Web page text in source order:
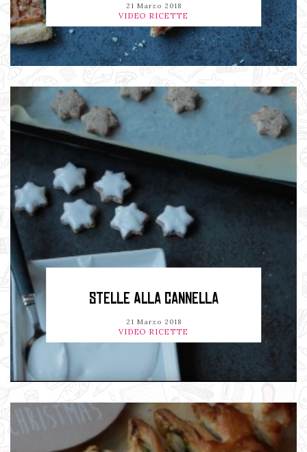
21 Marzo 2018
VIDEO RICETTE
STELLE ALLA CANNELLA
21 Marzo 2018
VIDEO RICETTE